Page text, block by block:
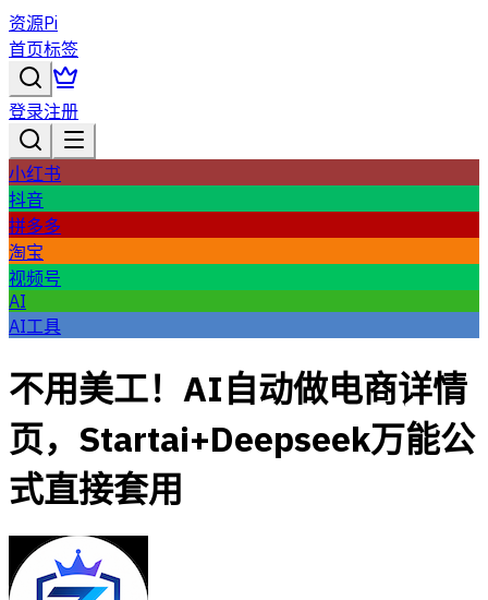
资源Pi
首页标签
登录注册
小红书
抖音
拼多多
淘宝
视频号
AI
AI工具
不用美工！AI自动做电商详情
页，Startai+Deepseek万能公
式直接套用